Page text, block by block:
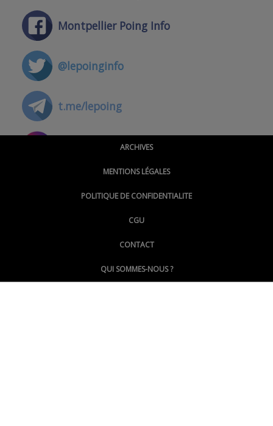
Montpellier Poing Info
@lepoinginfo
t.me/lepoing
@montpellierpoinginfo
@LePoingMontpellier
ARCHIVES
MENTIONS LÉGALES
POLITIQUE DE CONFIDENTIALITE
CGU
CONTACT
QUI SOMMES-NOUS ?